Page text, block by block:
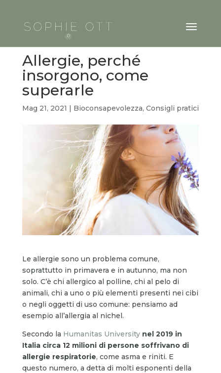
Allergie, perché
insorgono, come
superarle
Mag 21, 2021 | Bioconsapevolezza, Consigli pratici
Le allergie sono un problema comune,
soprattutto in primavera e in autunno, ma non
solo. C’è chi allergico al polline, chi al pelo di
animali, chi a uno o più elementi presenti nei cibi
o negli oggetti di uso comune: pensiamo ad
esempio all’allergia al nichel.
Secondo la Humanitas University nel 2019 in
Italia circa 12 milioni di persone soffrivano di
allergie respiratorie, come asma e riniti. E
questo numero, a detta di molti esponenti della